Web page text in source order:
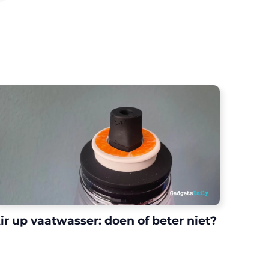
up vaatwasser: doen of beter niet?